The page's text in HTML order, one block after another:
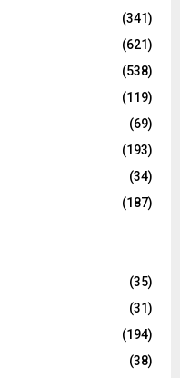
(341)
(621)
(538)
(119)
(69)
(193)
(34)
(187)
(35)
(31)
(194)
(38)